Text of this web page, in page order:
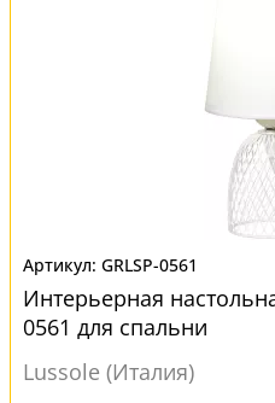
GRLSP-0561
Интерьерная
0561 для спальни
Lussole (Италия)